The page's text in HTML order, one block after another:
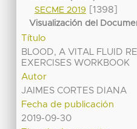
SECME 2019
[1398]
Visualización del
Título
BLOOD, A VITAL FLUID
EXERCISES WORKBOOK
Autor
JAIMES CORTES DIANA
Fecha de publicación
2019-09-30